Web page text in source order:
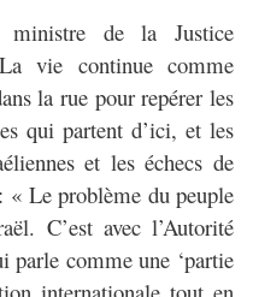
ministre de la Justice
vie continue comme
la rue pour repérer les
qui partent d’ici, et les
et les échecs de
Le problème du peuple
C’est avec l’Autorité
parle comme une ‘partie